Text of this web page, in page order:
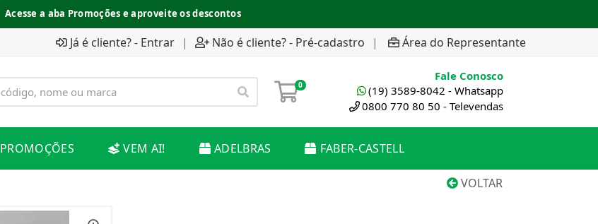
Acesse a aba Promoções e aproveite os descontos
Já é cliente? - Entrar | Não é cliente? - Pré-cadastro | Área do Representante
0
Fale Conosco
(19) 3589-8042 - Whatsapp
0800 770 80 50 - Televendas
PROMOÇÕES VEM AI! ADELBRAS FABER-CASTELL
VOLTAR